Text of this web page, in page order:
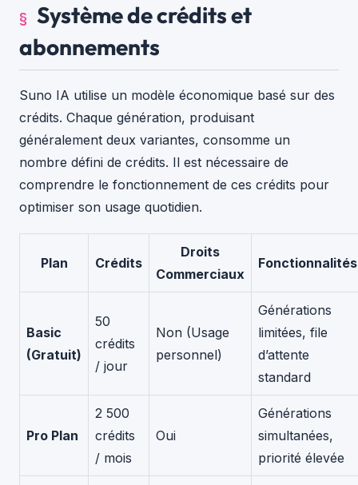
Système de crédits et
abonnements
Suno IA utilise un modèle économique basé sur des
crédits. Chaque génération, produisant
généralement deux variantes, consomme un
nombre défini de crédits. Il est nécessaire de
comprendre le fonctionnement de ces crédits pour
optimiser son usage quotidien.
Plan Crédits
Droits
Commerciaux
Fonctionnalités
Basic
(Gratuit)
50
crédits
/ jour
Non (Usage
personnel)
Générations
limitées, file
d’attente
standard
Pro Plan
2 500
crédits
/ mois
Oui
Générations
simultanées,
priorité élevée